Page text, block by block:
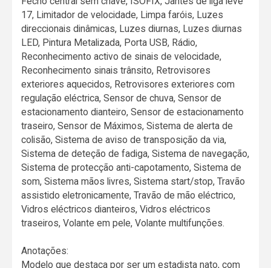
17, Limitador de velocidade, Limpa faróis, Luzes
direccionais dinâmicas, Luzes diurnas, Luzes diurnas
LED, Pintura Metalizada, Porta USB, Rádio,
Reconhecimento activo de sinais de velocidade,
Reconhecimento sinais trânsito, Retrovisores
exteriores aquecidos, Retrovisores exteriores com
regulação eléctrica, Sensor de chuva, Sensor de
estacionamento dianteiro, Sensor de estacionamento
traseiro, Sensor de Máximos, Sistema de alerta de
colisão, Sistema de aviso de transposição da via,
Sistema de deteção de fadiga, Sistema de navegação,
Sistema de protecção anti-capotamento, Sistema de
som, Sistema mãos livres, Sistema start/stop, Travão
assistido eletronicamente, Travão de mão eléctrico,
Vidros eléctricos dianteiros, Vidros eléctricos
traseiros, Volante em pele, Volante multifunções.
Anotações:
Modelo que destaca por ser um estadista nato, com